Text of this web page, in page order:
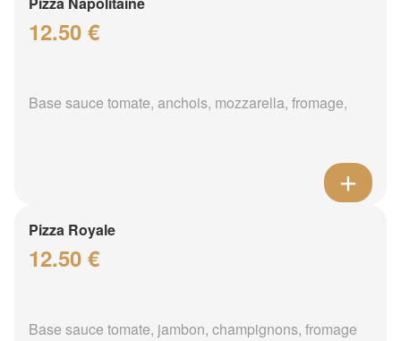
12.50 €
Base sauce tomate, anchois, mozzarella, fromage,
Pizza Royale
12.50 €
Base sauce tomate, jambon, champignons, fromage